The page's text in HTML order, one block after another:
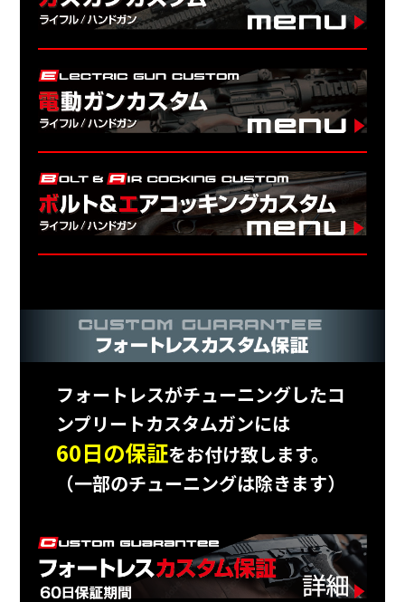
フォートレスがチューニングしたコ
ンプリートカスタムガンには
60日の保証をお付け致します。
（一部のチューニングは除きます）